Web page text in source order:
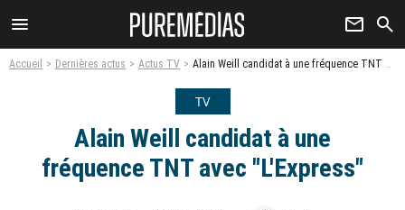
menu newsletter search
Accueil Dernières actus Actus TV Alain Weill candidat à une fréquence TNT avec "L'Express"
TV
Alain Weill candidat à une
fréquence TNT avec "L'Express"